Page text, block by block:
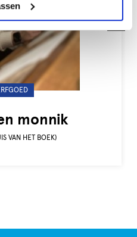
monnik
VAN HET BOEK)